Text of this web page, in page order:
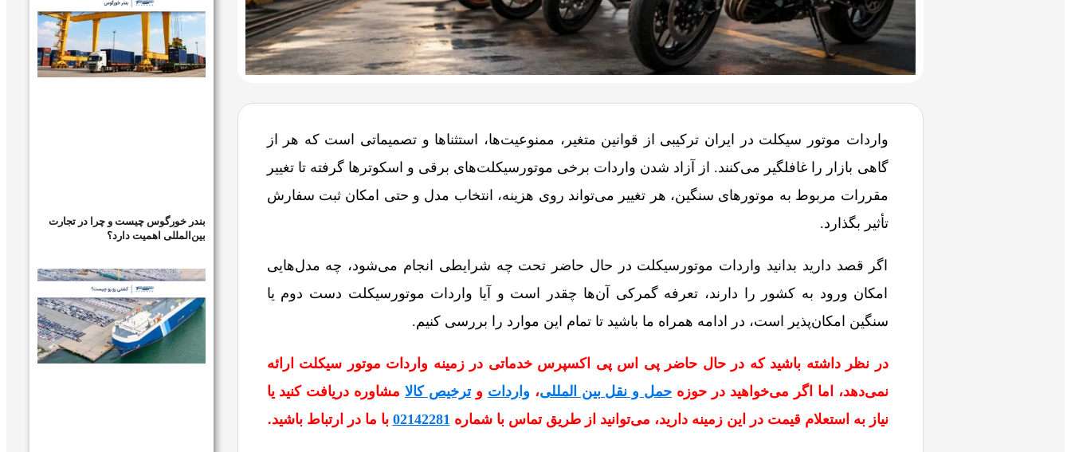
واردات موتور سیکلت در ایران ترکیبی از قوانین متغیر، ممنوعیت‌ها، استثناها و تصمیماتی است که هر از
گاهی بازار را غافلگیر می‌کنند. از آزاد شدن واردات برخی موتورسیکلت‌های برقی و اسکوترها گرفته تا تغییر
مقررات مربوط به موتورهای سنگین، هر تغییر می‌تواند روی هزینه، انتخاب مدل و حتی امکان ثبت سفارش
تأثیر بگذارد.
اگر قصد دارید بدانید واردات موتورسیکلت در حال حاضر تحت چه شرایطی انجام می‌شود، چه مدل‌هایی
امکان ورود به کشور را دارند، تعرفه گمرکی آن‌ها چقدر است و آیا واردات موتورسیکلت دست دوم یا
سنگین امکان‌پذیر است، در ادامه همراه ما باشید تا تمام این موارد را بررسی کنیم.
در نظر داشته باشید که در حال حاضر پی اس پی اکسپرس خدماتی در زمینه واردات موتور سیکلت ارائه
نمی‌دهد، اما اگر می‌خواهید در حوزه حمل و نقل بین‌ المللی، واردات وترخیص کالامشاوره دریافت کنید یا
نیاز به استعلام قیمت در این زمینه دارید، می‌توانید از طریق تماس با شماره 02142281 با ما در ارتباط باشید.
بندر خورگوس چیست و چرا در تجارت
بین‌المللی اهمیت دارد؟